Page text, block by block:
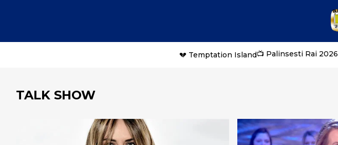
💔 Temptation Island📺 Palinsesti Rai 2026
TALK SHOW